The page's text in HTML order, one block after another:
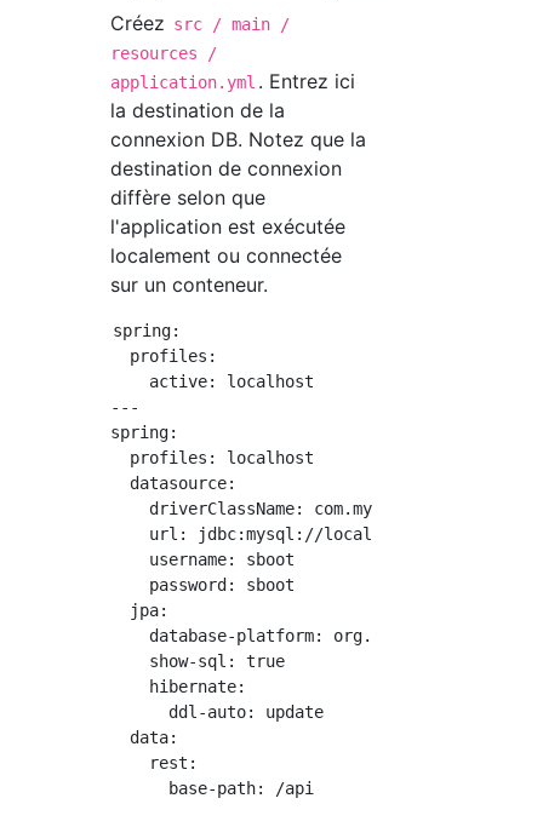
Créez src / main /
resources /
application.yml . Entrez ici
la destination de la
connexion DB. Notez que la
destination de connexion
diffère selon que
l'application est exécutée
localement ou connectée
sur un conteneur.
spring:
  profiles:
    active: localhost
---
spring:
  profiles: localhost
  datasource:
driverClassName:
    url: jdbc:mysql://localhost:3306/mydb
    username: sboot
    password: sboot
  jpa:
database-platform:
    show-sql: true
    hibernate:
      ddl-auto: update
  data:
    rest:
      base-path: /api